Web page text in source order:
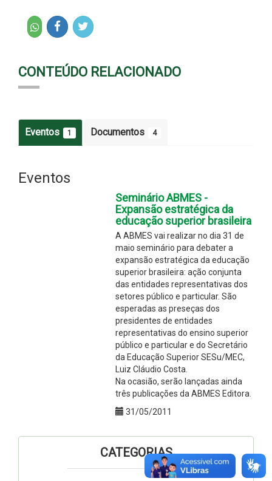
CONTEÚDO RELACIONADO
Eventos 1 Documentos 4
Eventos
Seminário ABMES -
Expansão estratégica da
educação superior brasileira
A ABMES vai realizar no dia 31 de
maio seminário para debater a
expansão estratégica da educação
superior brasileira: ação conjunta
das entidades representativas dos
setores público e particular. São
esperadas as preseças dos
presidentes de entidades
representativas do ensino superior
público e particular e do Secretário
da Educação Superior SESu/MEC,
Luiz Cláudio Costa.
Na ocasião, serão lançadas ainda
três publicações da ABMES Editora.
31/05/2011
CATEGORIAS